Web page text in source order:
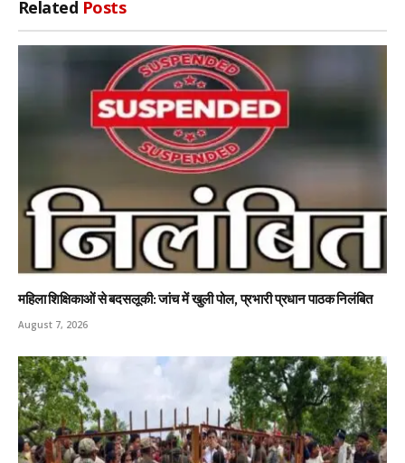
Related Posts
महिला शिक्षिकाओं से बदसलूकी: जांच में खुली पोल, प्रभारी प्रधान पाठक निलंबित
August 7, 2026